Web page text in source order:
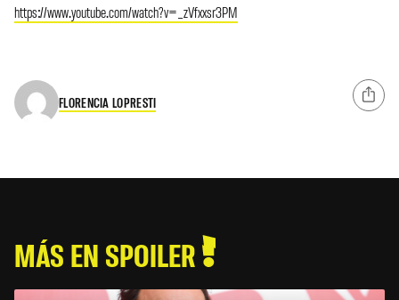
https://www.youtube.com/watch?v=_zVfxxsr3PM
FLORENCIA LOPRESTI
MÁS EN SPOILER